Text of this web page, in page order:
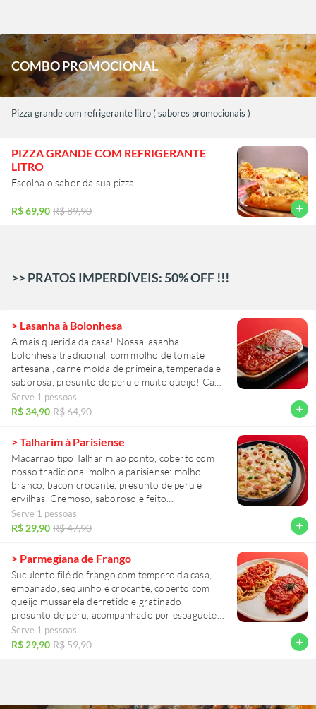
COMBO PROMOCIONAL
Pizza grande com refrigerante litro ( sabores promocionais )
PIZZA GRANDE COM REFRIGERANTE
LITRO
Escolha o sabor da sua pizza
R$ 69,90 R$ 89,90 add
>> PRATOS IMPERDÍVEIS: 50% OFF !!!
> Lasanha à Bolonhesa
A mais querida da casa! Nossa lasanha
bolonhesa tradicional, com molho de tomate
artesanal, carne moída de primeira, temperada e
saborosa, presunto de peru e muito queijo! Cada
garfada vai te fazer ficar querendo a próxima.
Serve 1 pessoas
R$ 34,90 R$ 64,90 add
> Talharim à Parisiense
Macarrão tipo Talharim ao ponto, coberto com
nosso tradicional molho a parisiense: molho
branco, bacon crocante, presunto de peru e
ervilhas. Cremoso, saboroso e feito
especialmente para você!
Serve 1 pessoas
R$ 29,90 R$ 47,90 add
> Parmegiana de Frango
Suculento filé de frango com tempero da casa,
empanado, sequinho e crocante, coberto com
queijo mussarela derretido e gratinado,
presunto de peru, acompanhado por espaguete
ao ponto, finalizado com nosso tradicional molho
de tomate artesanal.
Serve 1 pessoas
R$ 29,90 R$ 59,90 add